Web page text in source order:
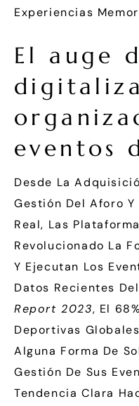
Experiencias
El auge
eventos
Desde La
Gestión Del Aforo
Real, Las
Revolucionado La
Y Ejecutan Los
Datos Recientes
Report 2023, El
Deportivas
Alguna Forma De
Gestión De Sus
Tendencia Clara